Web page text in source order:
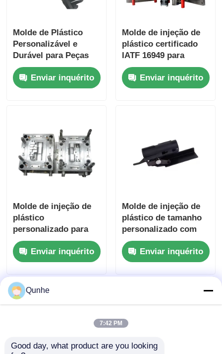
moldagem por injecção médica
Multi modelação por injeção da cavidade
Desparafusar o molde
Molde de engrenagem
Modelação por injeção de Overmolding
componentes plásticos do molde
Molde de Plástico
Personalizável e
Durável para Peças
Automotivas com
Certificação
IATF16949
Enviar inquérito
Molde de injeção de
plástico certificado
IATF 16949 para
peças de automóveis
duráveis ​​com bases
de molde
Enviar inquérito
Molde de injeção de
plástico
personalizado para
peças de automóveis
com tonelagem de
máquina de 1100T e
certificação ISO
9001:2008
Enviar inquérito
Molde de injeção de
plástico de tamanho
personalizado com
corredor quente e
polimento de espelho
para moldes de peças
de automóveis
Enviar inquérito
Qunhe
7:42 PM
Good day, what product are you looking